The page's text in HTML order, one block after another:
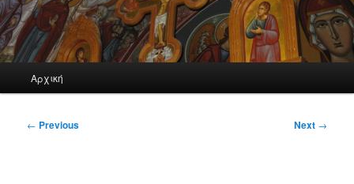
Αρχική
Post
← Previous Next →